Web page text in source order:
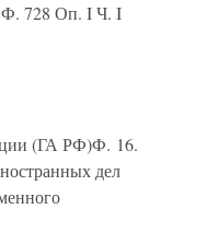
728 Оп. I Ч. I
(ГА РФ)Ф. 16.
дел